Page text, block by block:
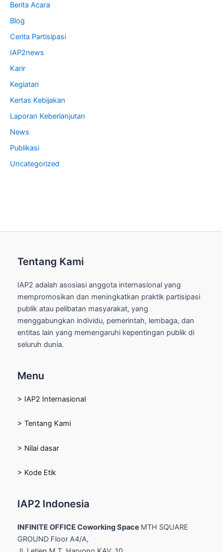
Berita Acara
Blog
Cerita Partisipasi
IAP2news
Karir
Kegiatan
Kertas Kebijakan
Laporan Keberlanjutan
News
Publikasi
Uncategorized
Tentang Kami
IAP2 adalah asosiasi anggota internasional yang
mempromosikan dan meningkatkan praktik partisipasi
publik atau pelibatan masyarakat, yang
menggabungkan individu, pemerintah, lembaga, dan
entitas lain yang memengaruhi kepentingan publik di
seluruh dunia.
Menu
> IAP2 Internasional
> Tentang Kami
> Nilai dasar
> Kode Etik
IAP2 Indonesia
INFINITE OFFICE Coworking Space MTH SQUARE
GROUND Floor A4/A,